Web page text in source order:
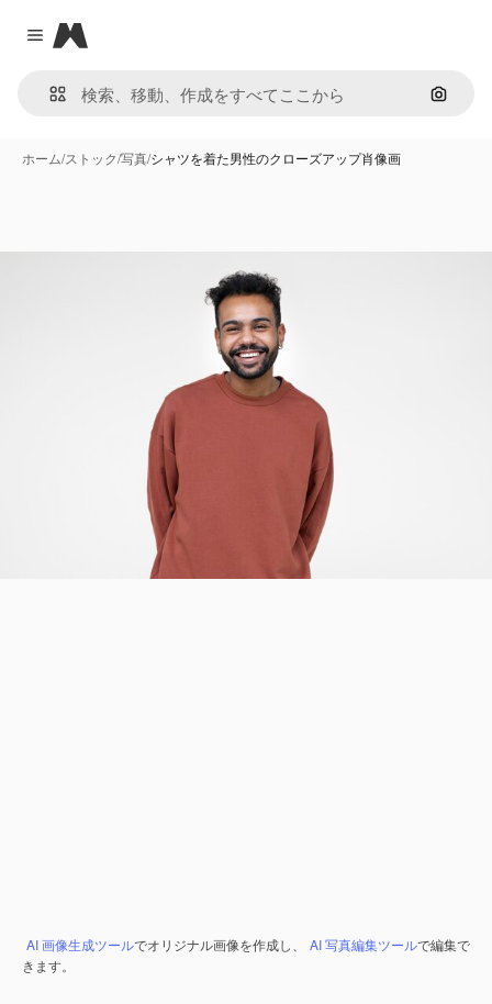
Close menu
Magnific
画像で
ホーム/ストック/写真/シャツを着た男性のクローズアップ肖像画
AI 画像生成ツールでオリジナル画像を作成し、 AI 写真編集ツールで編集で
きます。